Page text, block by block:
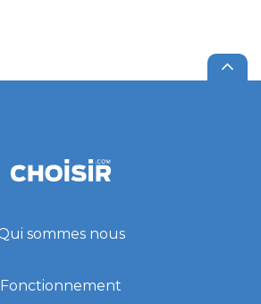
sommes nous
Fonctionnement